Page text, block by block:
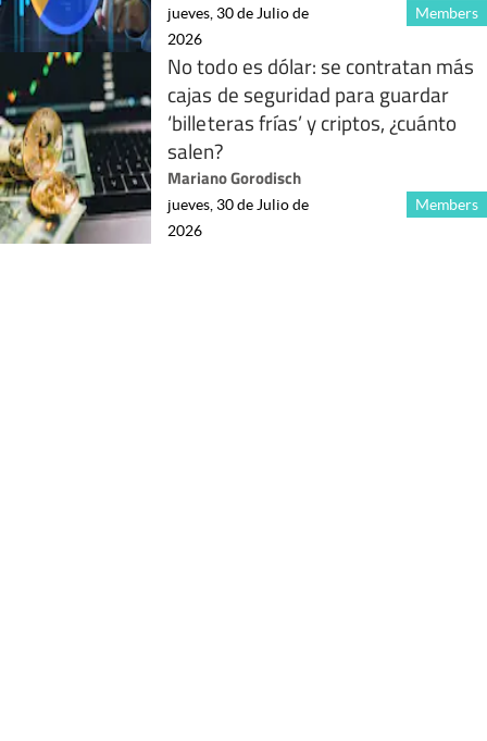
Members
jueves, 30 de Julio de
2026
No todo es dólar: se contratan más
cajas de seguridad para guardar
‘billeteras frías’ y criptos, ¿cuánto
salen?
Mariano Gorodisch
Members
jueves, 30 de Julio de
2026